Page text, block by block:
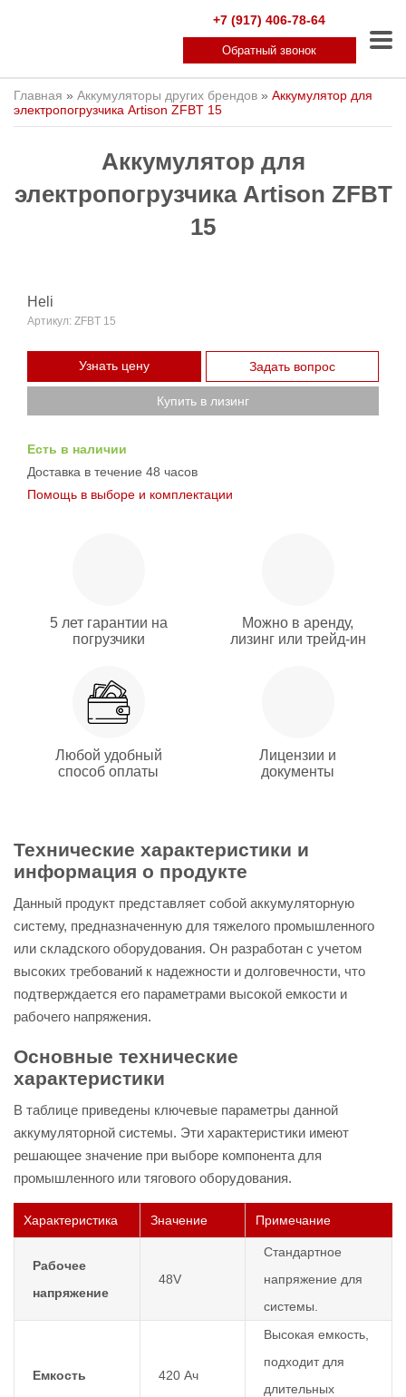
+7 (917) 406-78-64
Обратный звонок
Главная » Аккумуляторы других брендов » Аккумулятор для
электропогрузчика Artison ZFBT 15
Аккумулятор для
электропогрузчика Artison ZFBT
15
Heli
Артикул: ZFBT 15
Узнать цену Задать вопрос
Купить в лизинг
Есть в наличии
Доставка в течение 48 часов
Помощь в выборе и комплектации
5 лет гарантии на
погрузчики
Можно в аренду,
лизинг или трейд-ин
Любой удобный
способ оплаты
Лицензии и
документы
Технические характеристики и
информация о продукте
Данный продукт представляет собой аккумуляторную
систему, предназначенную для тяжелого промышленного
или складского оборудования. Он разработан с учетом
высоких требований к надежности и долговечности, что
подтверждается его параметрами высокой емкости и
рабочего напряжения.
Основные технические
характеристики
В таблице приведены ключевые параметры данной
аккумуляторной системы. Эти характеристики имеют
решающее значение при выборе компонента для
промышленного или тягового оборудования.
Характеристика Значение Примечание
Рабочее
напряжение
48V
Стандартное
напряжение для
системы.
Емкость 420 Ач
Высокая емкость,
подходит для
длительных